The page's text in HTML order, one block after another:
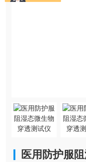
医用防护服